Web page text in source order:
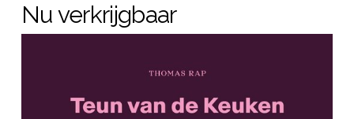
Nu verkrijgbaar